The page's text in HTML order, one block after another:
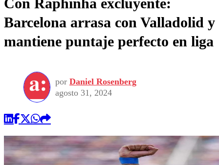
Con Raphinha excluyente:
Barcelona arrasa con Valladolid y
mantiene puntaje perfecto en liga
por Daniel Rosenberg
agosto 31, 2024